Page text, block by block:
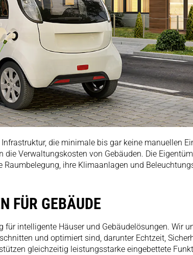
die minimale bis gar keine manuellen
Verwaltungskosten von Gebäuden. Die
ihre Klimaanlagen und
FÜR GEBÄUDE
intelligente Häuser und Gebäudelösungen. Wir
und optimiert sind, darunter Echtzeit,
gleichzeitig leistungsstarke eingebettete